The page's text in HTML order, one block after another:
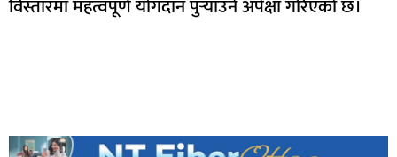
विस्तारमा महत्वपूर्ण योगदान पुर्‍याउने अपेक्षा गरिएको छ।